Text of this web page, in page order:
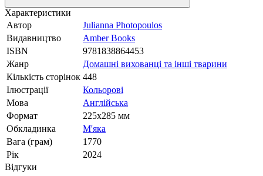
Характеристики
Автор
Julianna Photopoulos
Видавництво
Amber Books
ISBN
9781838864453
Жанр
Домашні вихованці та інші тварини
Кількість сторінок 448
Ілюстрації
Кольорові
Мова
Англійська
Формат
225x285 мм
Обкладинка
М'яка
Вага (грам)
1770
Рік
2024
Відгуки